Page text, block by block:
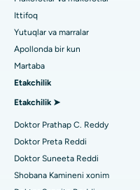
Dermatologni toping
Urologni toping
Diabetologni toping
Ginekologni toping
Tondiarpet, Chennai
Kotturpuram, Chennai
Kovai yo'lidagi eng yaxshi
Karapakkam,
Arilova, Vizagdagi eng
Kanpur yo'lidagi eng
Koroner angiografiya
Transkateter Aorta valfini
MitraClip vana ta'mirlash
Kateterni yo'q qilish
Ittifoq
Yutuqlar va marralar
Apollonda bir kun
Martaba
Etakchilik
Etakchilik ➤
Doktor Prathap C. Reddy
Doktor Preta Reddi
Doktor Suneeta Reddi
Shobana Kamineni xonim